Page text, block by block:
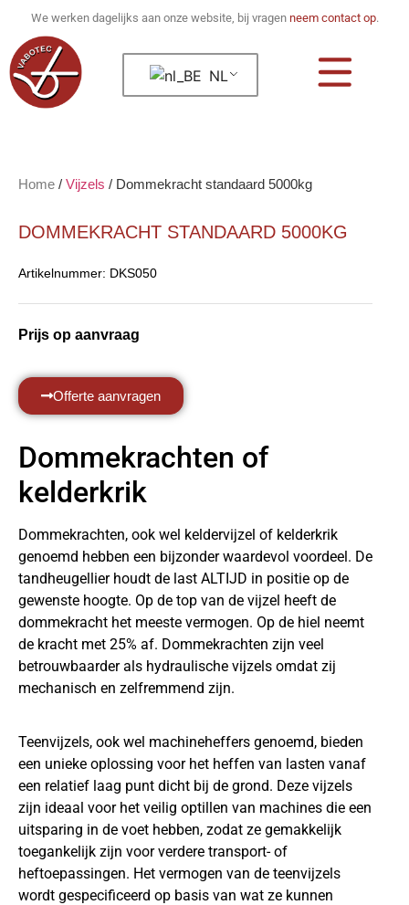
We werken dagelijks aan onze website, bij vragen neem contact op.
NL
Home / Vijzels / Dommekracht standaard 5000kg
DOMMEKRACHT STANDAARD 5000KG
Artikelnummer: DKS050
Prijs op aanvraag
Offerte aanvragen
Dommekrachten of
kelderkrik
Dommekrachten, ook wel keldervijzel of kelderkrik
genoemd hebben een bijzonder waardevol voordeel. De
tandheugellier houdt de last ALTIJD in positie op de
gewenste hoogte. Op de top van de vijzel heeft de
dommekracht het meeste vermogen. Op de hiel neemt
de kracht met 25% af. Dommekrachten zijn veel
betrouwbaarder als hydraulische vijzels omdat zij
mechanisch en zelfremmend zijn.
Teenvijzels, ook wel machineheffers genoemd, bieden
een unieke oplossing voor het heffen van lasten vanaf
een relatief laag punt dicht bij de grond. Deze vijzels
zijn ideaal voor het veilig optillen van machines die een
uitsparing in de voet hebben, zodat ze gemakkelijk
toegankelijk zijn voor verdere transport- of
heftoepassingen. Het vermogen van de teenvijzels
wordt gespecificeerd op basis van wat ze kunnen